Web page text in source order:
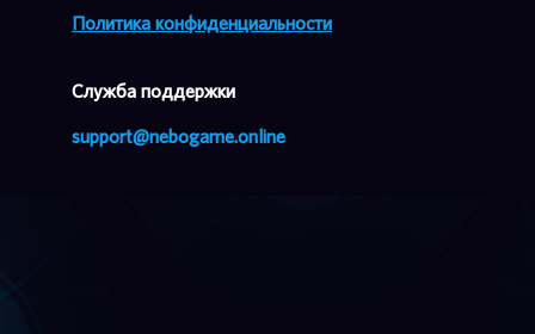
Политика конфиденциальности
Cлужба поддержки
support@nebogame.online